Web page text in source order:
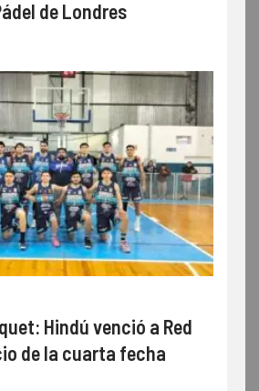
de Londres
Hindú venció a Red
de la cuarta fecha